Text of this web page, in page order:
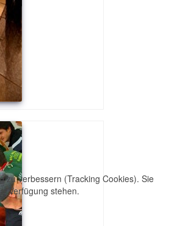
zu verbessern (Tracking Cookies). Sie
Verfügung stehen.